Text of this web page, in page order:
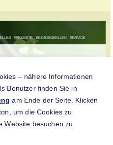
– nähere Informationen
Benutzer finden Sie in
am Ende der Seite. Klicken
um die Cookies zu
Website besuchen zu